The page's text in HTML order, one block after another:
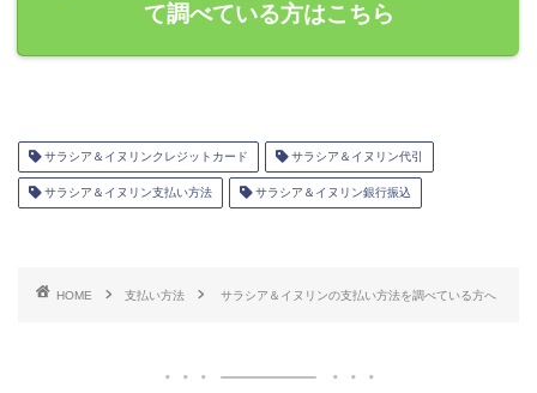
て調べている方はこちら
サラシア＆イヌリンクレジットカード サラシア＆イヌリン代引
サラシア＆イヌリン支払い方法 サラシア＆イヌリン銀行振込
HOME 支払い方法 サラシア＆イヌリンの支払い方法を調べている方へ